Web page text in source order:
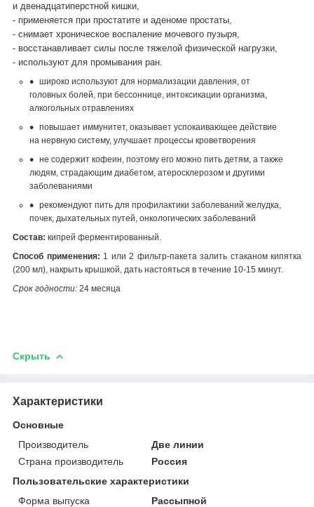
и двенадцатиперстной кишки,
- применяется при простатите и аденоме простаты,
- снимает хроническое воспаление мочевого пузыря,
- восстанавливает силы после тяжелой физической нагрузки,
- используют для промывания ран.
широко используют для нормализации давления, от
головных болей, при бессоннице, интоксикации организма,
алкогольных отравлениях
повышает иммунитет, оказывает успокаивающее действие
на нервную систему, улучшает процессы кроветворения
не содержит кофеин, поэтому его можно пить детям, а также
людям, страдающим диабетом, атеросклерозом и другими
заболеваниями
рекомендуют пить для профилактики заболеваний желудка,
почек, дыхательных путей, онкологических заболеваний
Состав: кипрей ферментированный.
Способ применения: 1 или 2 фильтр-пакета залить стаканом кипятка
(200 мл), накрыть крышкой, дать настояться в течение 10-15 минут.
Срок годности: 24 месяца
Скрыть
Характеристики
Основные
Производитель
Две линии
Страна производитель
Россия
Пользовательские характеристики
Форма выпуска
Рассыпной